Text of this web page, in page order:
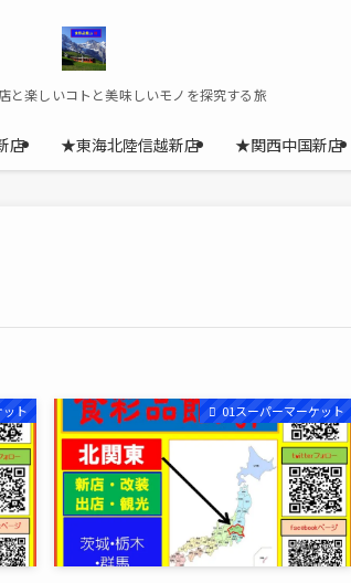
楽しいコトと美味しいモノを探究する旅
店 ★東海北陸信越新店 ★関西中国新店
ット 01スーパーマーケット